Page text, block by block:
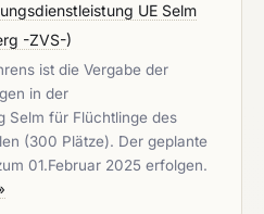
UE Selm
-ZVS-)
ist die Vergabe der
in der
Selm für Flüchtlinge des
(300 Plätze). Der geplante
01.Februar 2025 erfolgen.